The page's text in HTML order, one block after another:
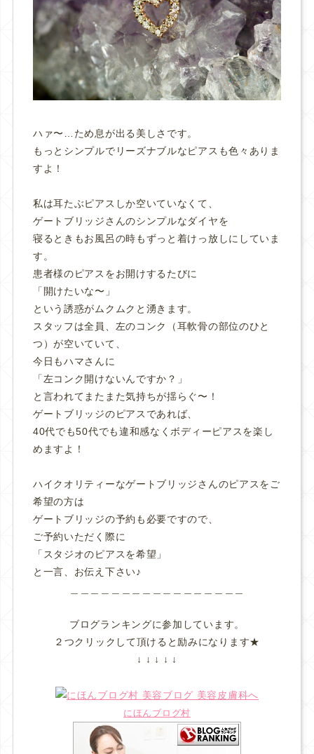
ハァ〜…ため息が出る美しさです。
もっとシンプルでリーズナブルなピアスも色々ありま
すよ！
私は耳たぶピアスしか空いていなくて、
ゲートブリッジさんのシンプルなダイヤを
寝るときもお風呂の時もずっと着けっ放しにしていま
す。
患者様のピアスをお開けするたびに
「開けたいな〜」
という誘惑がムクムクと湧きます。
スタッフは全員、左のコンク（耳軟骨の部位のひと
つ）が空いていて、
今日もハマさんに
「左コンク開けないんですか？」
と言われてまたまた気持ちが揺らぐ〜！
ゲートブリッジのピアスであれば、
40代でも50代でも違和感なくボディーピアスを楽し
めますよ！
ハイクオリティーなゲートブリッジさんのピアスをご
希望の方は
ゲートブリッジの予約も必要ですので、
ご予約いただく際に
「スタジオのピアスを希望」
と一言、お伝え下さい♪
ブログランキングに参加しています。
２つクリックして頂けると励みになります★
↓ ↓ ↓ ↓ ↓
にほんブログ村